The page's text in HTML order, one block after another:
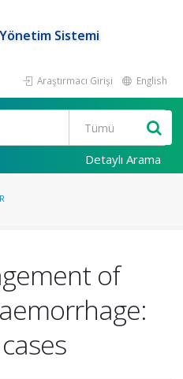
Sistemi
Araştırmacı Girişi English
Detaylı Arama
of